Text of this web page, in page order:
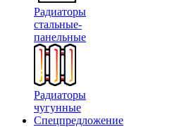
Радиаторы
стальные-
панельные
Радиаторы
чугунные
Спецпредложение